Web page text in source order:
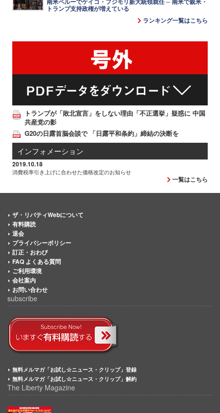
トランプ支持政権が増えている
ランキング一覧はこちら
トランプが「敗北宣言」をしない理由「不正選挙」疑惑に 中国
共産党の影
G20の日露首脳会談で 「日露平和条約」締結の決断を
インフォメーション
2019.10.18
消費税率引き上げに合わせた価格改定のお知らせ
一覧はこちら
ザ・リバティWebについて
有料購読
退会
プライバシーポリシー
訂正・おわび
FAQ よくある質問
ご利用環境
会社案内
お問い合わせ
subscribe
無料メルマガ「お試し☆ニュース・クリップ」登録
無料メルマガ「お試し☆ニュース・クリップ」解約
The Liberty Magazine